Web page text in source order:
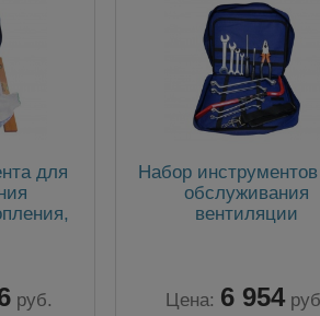
для
руб.
Набор
обслуживания
вентиляции
Цена: 6 954